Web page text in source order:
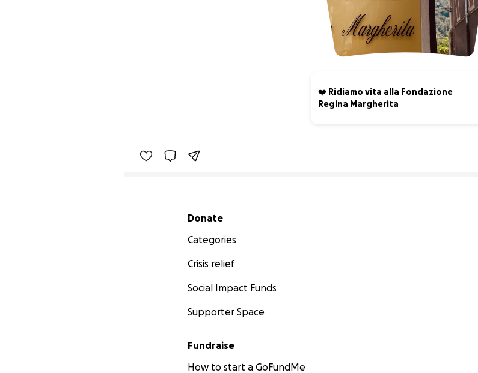
❤️ Ridiamo vita alla Fondazione
Regina Margherita
Secondary menu
Donate
Categories
Crisis relief
Social Impact Funds
Supporter Space
Fundraise
How to start a GoFundMe